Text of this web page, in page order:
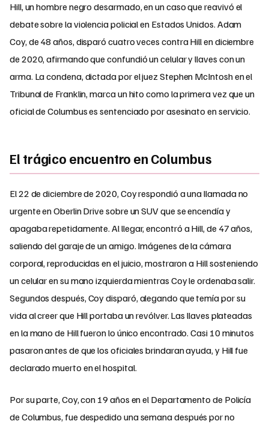
Hill, un hombre negro desarmado, en un caso que reavivó el
debate sobre la violencia policial en Estados Unidos. Adam
Coy, de 48 años, disparó cuatro veces contra Hill en diciembre
de 2020, afirmando que confundió un celular y llaves con un
arma. La condena, dictada por el juez Stephen McIntosh en el
Tribunal de Franklin, marca un hito como la primera vez que un
oficial de Columbus es sentenciado por asesinato en servicio.
El trágico encuentro en Columbus
El 22 de diciembre de 2020, Coy respondió a una llamada no
urgente en Oberlin Drive sobre un SUV que se encendía y
apagaba repetidamente. Al llegar, encontró a Hill, de 47 años,
saliendo del garaje de un amigo. Imágenes de la cámara
corporal, reproducidas en el juicio, mostraron a Hill sosteniendo
un celular en su mano izquierda mientras Coy le ordenaba salir.
Segundos después, Coy disparó, alegando que temía por su
vida al creer que Hill portaba un revólver. Las llaves plateadas
en la mano de Hill fueron lo único encontrado. Casi 10 minutos
pasaron antes de que los oficiales brindaran ayuda, y Hill fue
declarado muerto en el hospital.
Por su parte, Coy, con 19 años en el Departamento de Policía
de Columbus, fue despedido una semana después por no